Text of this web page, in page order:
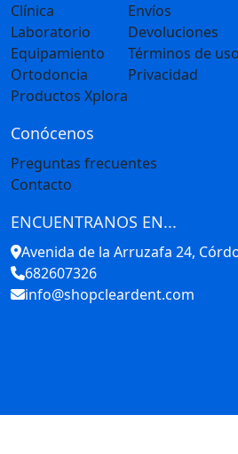
Clínica
Laboratorio
Equipamiento
Ortodoncia
Productos Xplora
Envíos
Devoluciones
Términos de uso
Privacidad
Conócenos
Preguntas frecuentes
Contacto
ENCUENTRANOS EN...
Avenida de la Arruzafa 24,
682607326
info@shopcleardent.com